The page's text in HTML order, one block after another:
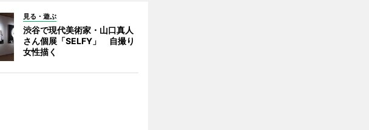
見る・遊ぶ
渋谷で現代美術家・山口真人
さん個展「SELFY」 自撮り
女性描く